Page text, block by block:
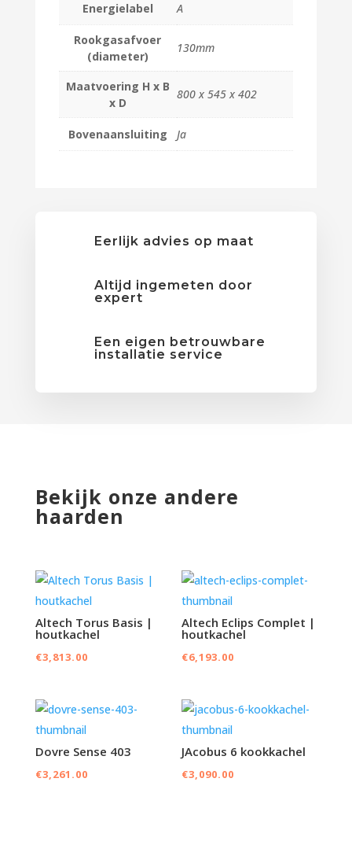
Energielabel A
Rookgasafvoer
(diameter)
130mm
Maatvoering H x B
x D
800 x 545 x 402
Bovenaansluiting Ja
Eerlijk advies op maat
Altijd ingemeten door
expert
Een eigen betrouwbare
installatie service
Bekijk onze andere
haarden
Altech Torus Basis |
houtkachel
€3,813.00
Altech Eclips Complet |
houtkachel
€6,193.00
Dovre Sense 403
€3,261.00
JAcobus 6 kookkachel
€3,090.00